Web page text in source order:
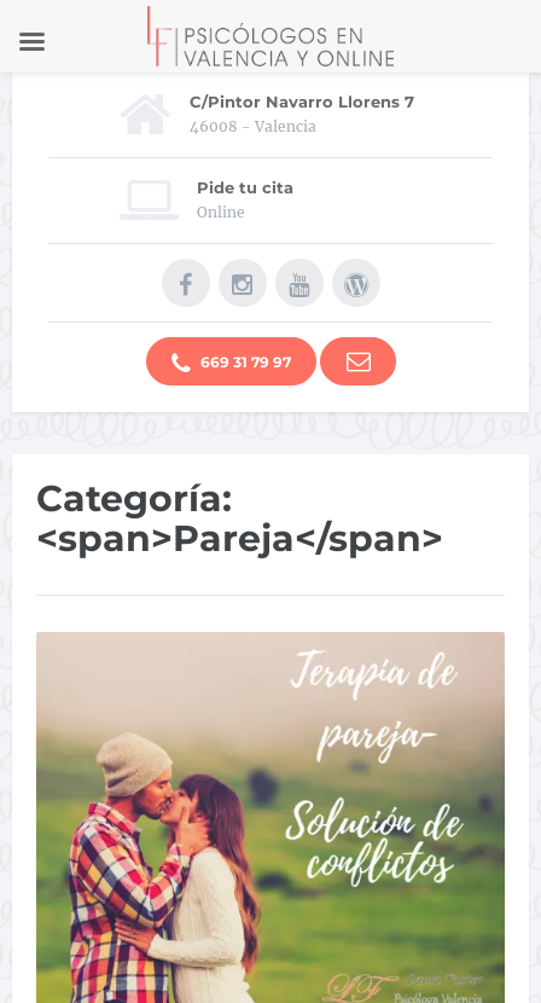
C/Pintor Navarro Llorens 7
46008 - Valencia
Pide tu cita
Online
669 31 79 97
Categoría:
<span>Pareja</span>